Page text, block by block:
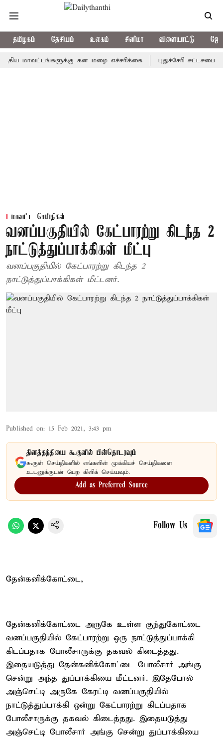
தமிழகம் தேசியம் உலகம் சினிமா விளையாட்டு
கன மழை எச்சரிக்கை புதுச்சேரி சட்டசபையில்
மாவட்ட செய்திகள்
வனப்பகுதியில் கேட்பாரற்று கிடந்த 2
நாட்டுத்துப்பாக்கிகள் மீட்பு
வனப்பகுதியில் கேட்பாரற்று கிடந்த 2
நாட்டுத்துப்பாக்கிகள் மீட்டனர்.
Published on: 15 Feb 2021, 3:43 pm
தினத்தந்தியை கூகுளில் பின்தொடரவும்
கூகுள் செய்திகளில் எங்களின் முக்கியச் செய்திகளை
உடனுக்குடன் பெற கிளிக் செய்யவும்.
Add as Preferred Source
Follow Us
தேன்கனிக்கோட்டை,
தேன்கனிக்கோட்டை அருகே உள்ள குந்துகோட்டை
வனப்பகுதியில் கேட்பாரற்று ஒரு நாட்டுத்துப்பாக்கி
கிடப்பதாக போலீசாருக்கு தகவல் கிடைத்தது.
இதையடுத்து தேன்கனிக்கோட்டை போலீசார் அங்கு
சென்று அந்த துப்பாக்கியை மீட்டனர். இதேபோல்
அஞ்செட்டி அருகே கேரட்டி வனப்பகுதியில்
நாட்டுத்துப்பாக்கி ஒன்று கேட்பாரற்று கிடப்பதாக
போலீசாருக்கு தகவல் கிடைத்தது. இதையடுத்து
அஞ்செட்டி போலீசார் அங்கு சென்று துப்பாக்கியை